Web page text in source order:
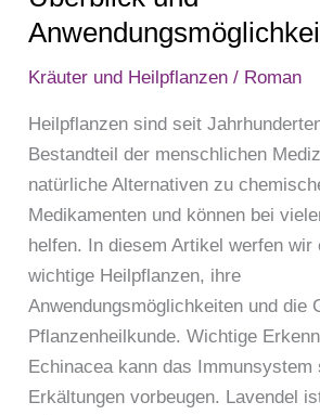
Kräuter und Heilpflanzen / Roman
Heilpflanzen sind seit
Bestandteil der menschlichen
natürliche Alternativen zu
Medikamenten und können bei
helfen. In diesem Artikel werfen wir
wichtige Heilpflanzen, ihre
Anwendungsmöglichkeiten und die
Pflanzenheilkunde. Wichtige
Echinacea kann das Immunsystem
Erkältungen vorbeugen. Lavendel